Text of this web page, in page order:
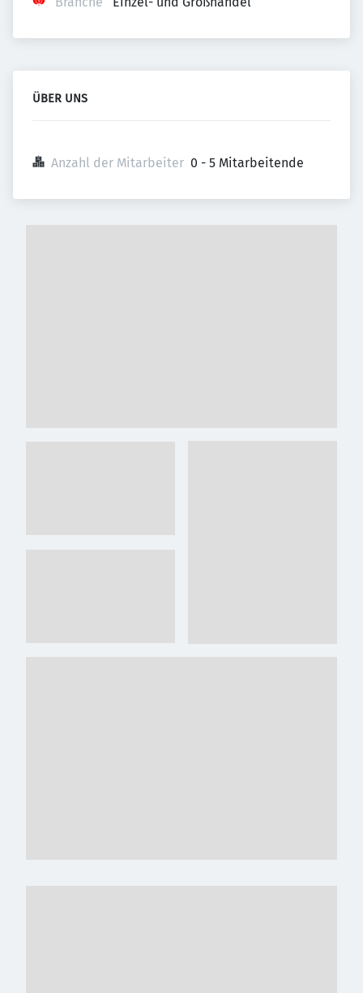
ÜBER UNS
Anzahl der Mitarbeiter 0 - 5 Mitarbeitende